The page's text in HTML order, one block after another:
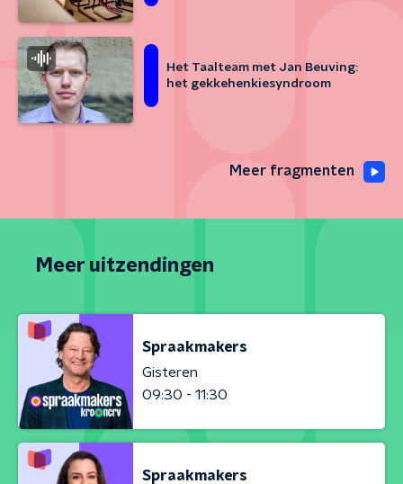
Het Taalteam met Jan Beuving:
het gekkehenkiesyndroom
Meer fragmenten
Meer uitzendingen
Spraakmakers
Gisteren
09:30 - 11:30
Spraakmakers